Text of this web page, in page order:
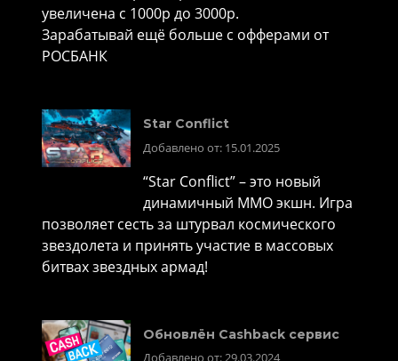
увеличена с 1000р до 3000р.
Зарабатывай ещё больше с офферами от
РОСБАНК
Star Conflict
Добавлено от: 15.01.2025
“Star Conflict” – это новый
динамичный MMO экшн. Игра
позволяет сесть за штурвал космического
звездолета и принять участие в массовых
битвах звездных армад!
Обновлён Cashback сервис